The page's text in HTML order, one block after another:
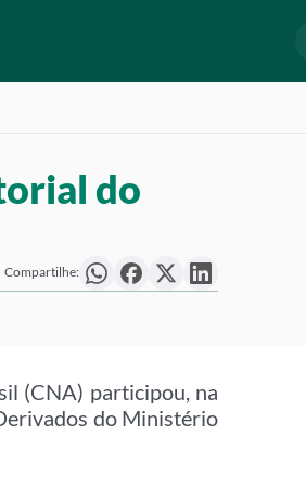
do
Compartilhe:
(CNA) participou, na
do Ministério